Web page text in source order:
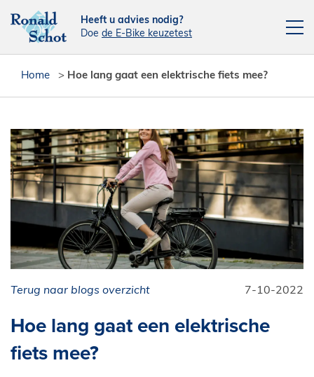
Heeft u advies nodig?
Doe de E-Bike keuzetest
Fietsen
Fietsendragers
Leasefiets
[php snippet=16]
Reparatieplanner
E-Bike private shopping
Home > Hoe lang gaat een elektrische fiets mee?
Terug naar blogs overzicht 7-10-2022
Hoe lang gaat een elektrische
fiets mee?